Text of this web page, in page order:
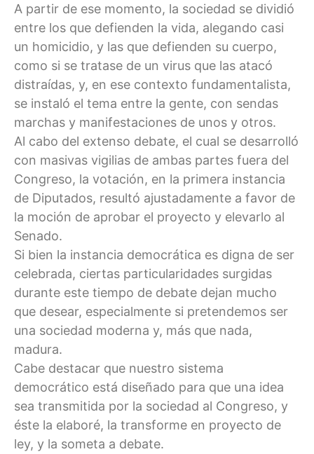
A partir de ese momento, la sociedad se dividió
entre los que defienden la vida, alegando casi
un homicidio, y las que defienden su cuerpo,
como si se tratase de un virus que las atacó
distraídas, y, en ese contexto fundamentalista,
se instaló el tema entre la gente, con sendas
marchas y manifestaciones de unos y otros.
Al cabo del extenso debate, el cual se desarrolló
con masivas vigilias de ambas partes fuera del
Congreso, la votación, en la primera instancia
de Diputados, resultó ajustadamente a favor de
la moción de aprobar el proyecto y elevarlo al
Senado.
Si bien la instancia democrática es digna de ser
celebrada, ciertas particularidades surgidas
durante este tiempo de debate dejan mucho
que desear, especialmente si pretendemos ser
una sociedad moderna y, más que nada,
madura.
Cabe destacar que nuestro sistema
democrático está diseñado para que una idea
sea transmitida por la sociedad al Congreso, y
éste la elaboré, la transforme en proyecto de
ley, y la someta a debate.